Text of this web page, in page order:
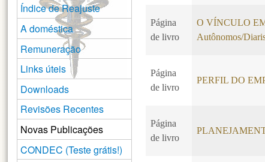
Página
de livro
O VÍNCULO
Autônomos/
Página
de livro
PERFIL DO
Página
de livro
Índice de Reajuste
A doméstica
Remuneração
Links úteis
Downloads
Revisões Recentes
Novas Publicações
CONDEC (Teste grátis!)